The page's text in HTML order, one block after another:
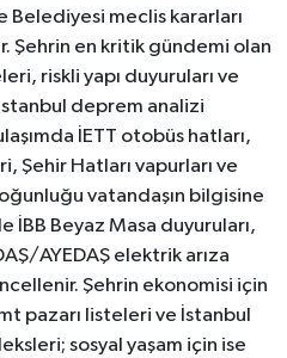
Belediyesi meclis kararları
en kritik gündemi olan
riskli yapı duyuruları ve
deprem analizi
İETT otobüs hatları,
Şehir Hatları vapurları ve
vatandaşın bilgisine
İBB Beyaz Masa duyuruları,
AYEDAŞ elektrik arıza
Şehrin ekonomisi için
pazarı listeleri ve İstanbul
sosyal yaşam için ise